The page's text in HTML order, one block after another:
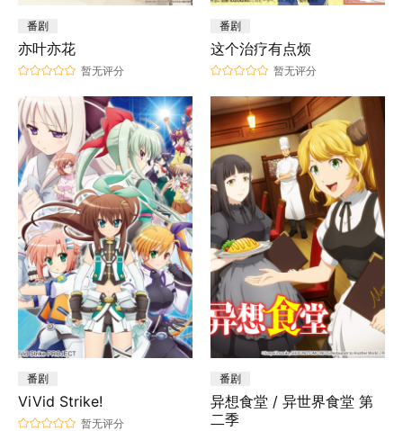
番剧
亦叶亦花
暂无评分
番剧
这个治疗有点烦
暂无评分
番剧
ViVid Strike!
暂无评分
番剧
异想食堂 / 异世界食堂 第
二季